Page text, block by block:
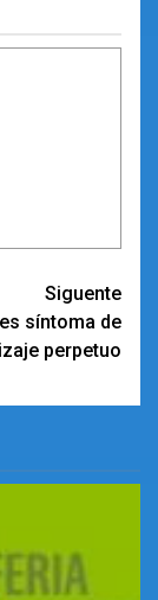
Siguente
síntoma de
perpetuo